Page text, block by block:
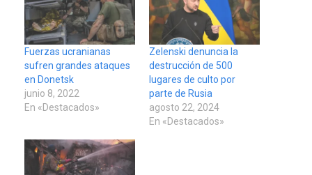
Fuerzas ucranianas
sufren grandes ataques
en Donetsk
junio 8, 2022
En «Destacados»
Zelenski denuncia la
destrucción de 500
lugares de culto por
parte de Rusia
agosto 22, 2024
En «Destacados»